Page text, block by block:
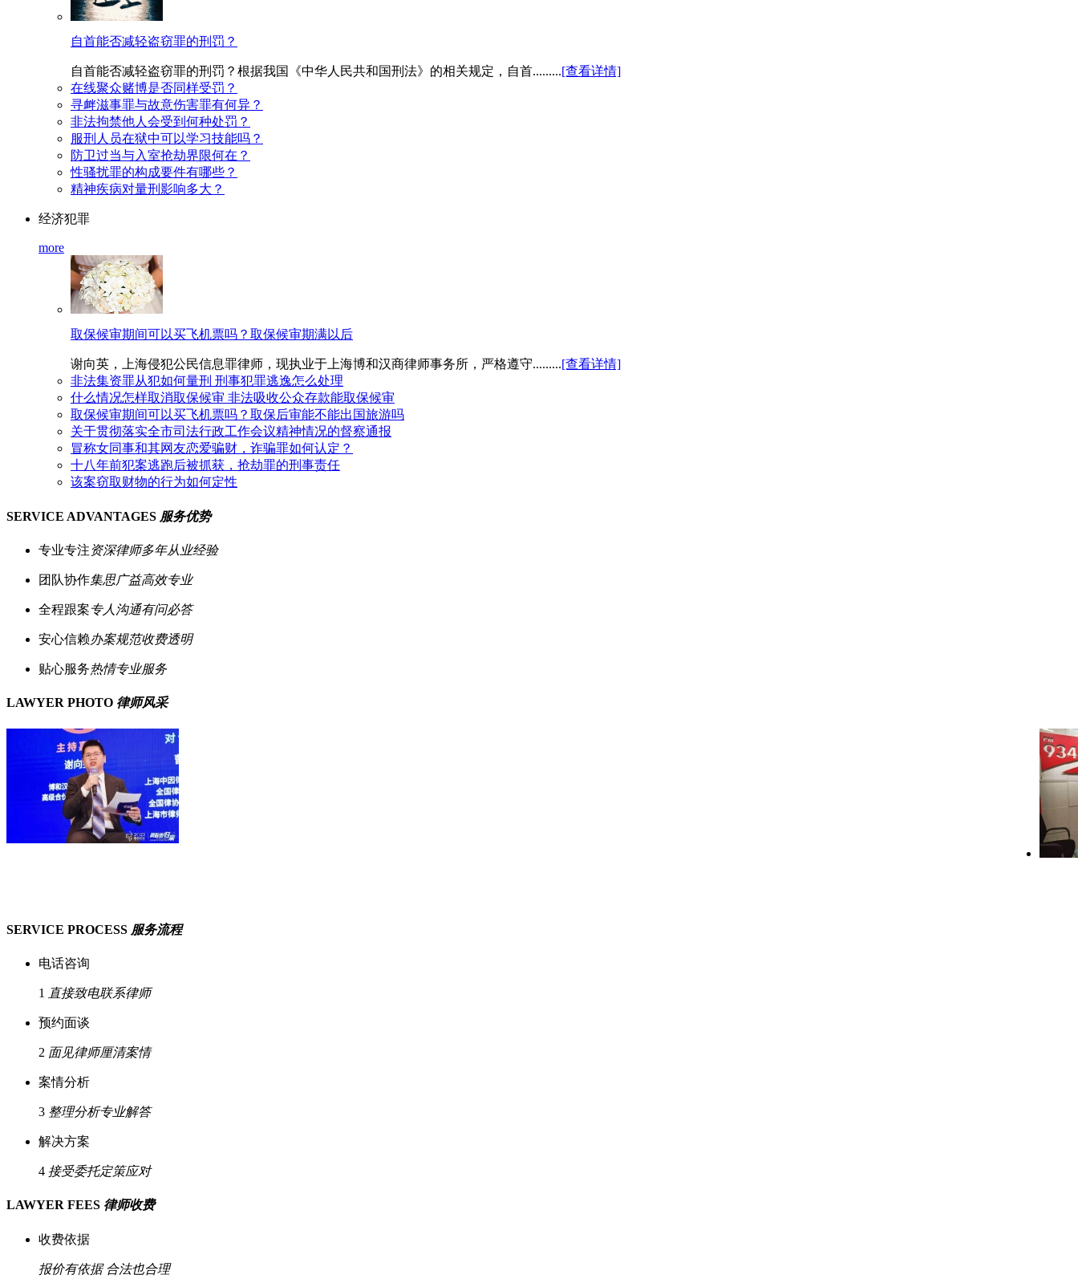
自首能否减轻盗窃罪的刑罚？
自首能否减轻盗窃罪的刑罚？根据我国《中华人民共和国刑法》的相关规定，自首.........[查看详情]
在线聚众赌博是否同样受罚？
寻衅滋事罪与故意伤害罪有何异？
非法拘禁他人会受到何种处罚？
服刑人员在狱中可以学习技能吗？
防卫过当与入室抢劫界限何在？
性骚扰罪的构成要件有哪些？
精神疾病对量刑影响多大？
经济犯罪
more
取保候审期间可以买飞机票吗？取保候审期满以后
谢向英，上海侵犯公民信息罪律师，现执业于上海博和汉商律师事务所，严格遵守.........[查看详情]
非法集资罪从犯如何量刑 刑事犯罪逃逸怎么处理
什么情况怎样取消取保候审 非法吸收公众存款能取保候审
取保候审期间可以买飞机票吗？取保后审能不能出国旅游吗
关于贯彻落实全市司法行政工作会议精神情况的督察通报
冒称女同事和其网友恋爱骗财，诈骗罪如何认定？
十八年前犯案逃跑后被抓获，抢劫罪的刑事责任
该案窃取财物的行为如何定性
SERVICE ADVANTAGES 服务优势
专业专注资深律师多年从业经验
团队协作集思广益高效专业
全程跟案专人沟通有问必答
安心信赖办案规范收费透明
贴心服务热情专业服务
LAWYER PHOTO 律师风采
SERVICE PROCESS 服务流程
电话咨询
1 直接致电联系律师
预约面谈
2 面见律师厘清案情
案情分析
3 整理分析专业解答
解决方案
4 接受委托定策应对
LAWYER FEES 律师收费
收费依据
报价有依据 合法也合理